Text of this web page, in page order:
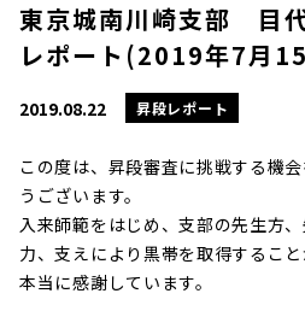
東京城南川崎支部 目
レポート(2019年7月
2019.08.22 昇段レポート
この度は、昇段審査に挑戦する機
うございます。
入来師範をはじめ、支部の先生方
力、支えにより黒帯を取得すること
本当に感謝しています。